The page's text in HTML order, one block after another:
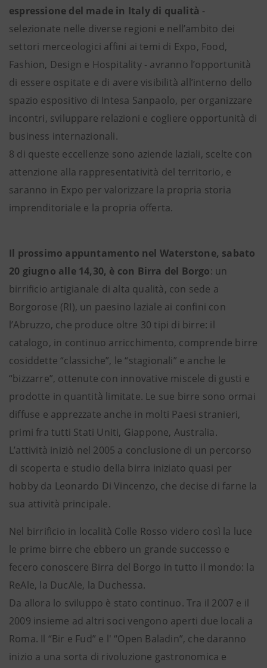
espressione del made in Italy di qualità -
selezionate nelle diverse regioni e nell’ambito dei
settori merceologici affini ai temi di Expo, Food,
Fashion, Design e Hospitality - avranno l’opportunità
di essere ospitate e di avere visibilità all’interno dello
spazio espositivo di Intesa Sanpaolo, per organizzare
incontri, sviluppare relazioni e cogliere opportunità di
business internazionali.
8 di queste eccellenze sono aziende laziali, scelte con
attenzione alla rappresentatività del territorio, e
saranno in Expo per valorizzare la propria storia
imprenditoriale e la propria offerta.
Il prossimo appuntamento nel Waterstone, sabato
20 giugno alle 14,30, è con Birra del Borgo: un
birrificio artigianale di alta qualità, con sede a
Borgorose (RI), un paesino laziale ai confini con
l’Abruzzo, che produce oltre 30 tipi di birre: il
catalogo, in continuo arricchimento, comprende birre
cosiddette “classiche”, le “stagionali” e anche le
“bizzarre”, ottenute con innovative miscele di gusti e
prodotte in quantità limitate. Le sue birre sono ormai
diffuse e apprezzate anche in molti Paesi stranieri,
primi fra tutti Stati Uniti, Giappone, Australia.
L’attività iniziò nel 2005 a conclusione di un percorso
di scoperta e studio della birra iniziato quasi per
hobby da Leonardo Di Vincenzo, che decise di farne la
sua attività principale.
Nel birrificio in località Colle Rosso videro così la luce
le prime birre che ebbero un grande successo e
fecero conoscere Birra del Borgo in tutto il mondo: la
ReAle, la DucAle, la Duchessa.
Da allora lo sviluppo è stato continuo. Tra il 2007 e il
2009 insieme ad altri soci vengono aperti due locali a
Roma. Il “Bir e Fud” e l' “Open Baladin”, che daranno
inizio a una sorta di rivoluzione gastronomica e